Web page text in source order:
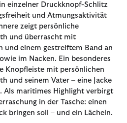
einzelner Druckknopf-Schlitz
und Atmungsaktivität
zeigt persönliche
und überrascht mit
und einem gestreiftem Band an
im Nacken. Ein besonderes
Knopfleiste mit persönlichen
und seinem Vater – eine Jacke
Als maritimes Highlight verbirgt
in der Tasche: einen
bringen soll – und ein Lächeln.